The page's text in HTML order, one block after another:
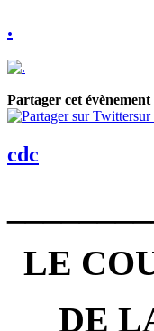
.
Partager cet évènement
cdc
LE
DE